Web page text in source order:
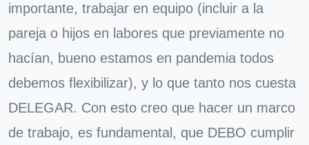
importante, trabajar en equipo (incluir a la
pareja o hijos en labores que previamente no
hacían, bueno estamos en pandemia todos
debemos flexibilizar), y lo que tanto nos cuesta
DELEGAR. Con esto creo que hacer un marco
de trabajo, es fundamental, que DEBO cumplir